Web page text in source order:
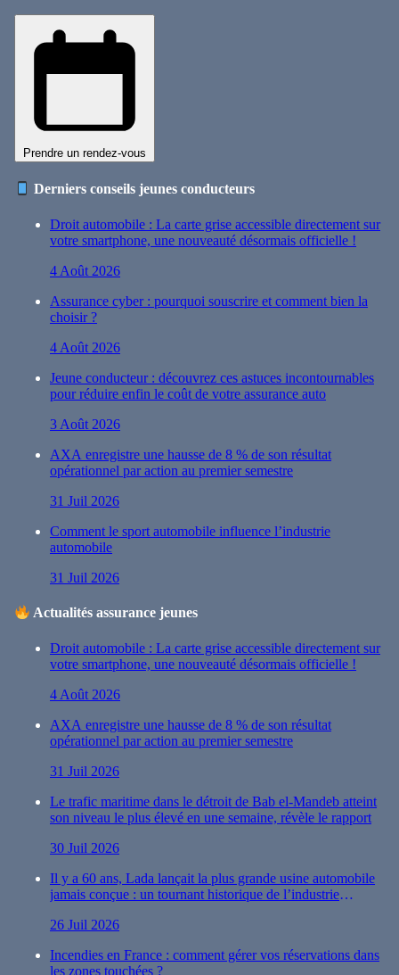
Prendre un rendez-vous
Derniers conseils jeunes conducteurs
Droit automobile : La carte grise accessible directement sur
votre smartphone, une nouveauté désormais officielle !
4 Août 2026
Assurance cyber : pourquoi souscrire et comment bien la
choisir ?
4 Août 2026
Jeune conducteur : découvrez ces astuces incontournables
pour réduire enfin le coût de votre assurance auto
3 Août 2026
AXA enregistre une hausse de 8 % de son résultat
opérationnel par action au premier semestre
31 Juil 2026
Comment le sport automobile influence l’industrie
automobile
31 Juil 2026
Actualités assurance jeunes
Droit automobile : La carte grise accessible directement sur
votre smartphone, une nouveauté désormais officielle !
4 Août 2026
AXA enregistre une hausse de 8 % de son résultat
opérationnel par action au premier semestre
31 Juil 2026
Le trafic maritime dans le détroit de Bab el-Mandeb atteint
son niveau le plus élevé en une semaine, révèle le rapport
30 Juil 2026
Il y a 60 ans, Lada lançait la plus grande usine automobile
jamais conçue : un tournant historique de l’industrie
26 Juil 2026
Incendies en France : comment gérer vos réservations dans
les zones touchées ?